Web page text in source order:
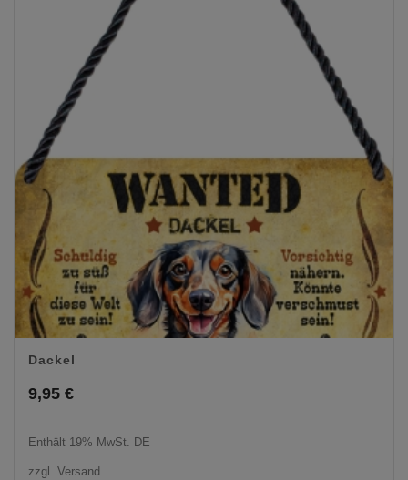
Dackel
9,95 €
Enthält 19% MwSt. DE
zzgl. Versand